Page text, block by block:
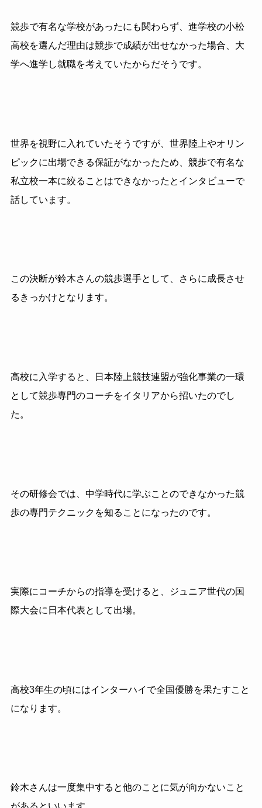
競歩で有名な学校があったにも関わらず、進学校の小松
高校を選んだ理由は競歩で成績が出せなかった場合、大
学へ進学し就職を考えていたからだそうです。
世界を視野に入れていたそうですが、世界陸上やオリン
ピックに出場できる保証がなかったため、競歩で有名な
私立校一本に絞ることはできなかったとインタビューで
話しています。
この決断が鈴木さんの競歩選手として、さらに成長させ
るきっかけとなります。
高校に入学すると、日本陸上競技連盟が強化事業の一環
として競歩専門のコーチをイタリアから招いたのでし
た。
その研修会では、中学時代に学ぶことのできなかった競
歩の専門テクニックを知ることになったのです。
実際にコーチからの指導を受けると、ジュニア世代の国
際大会に日本代表として出場。
高校3年生の頃にはインターハイで全国優勝を果たすこと
になります。
鈴木さんは一度集中すると他のことに気が向かないこと